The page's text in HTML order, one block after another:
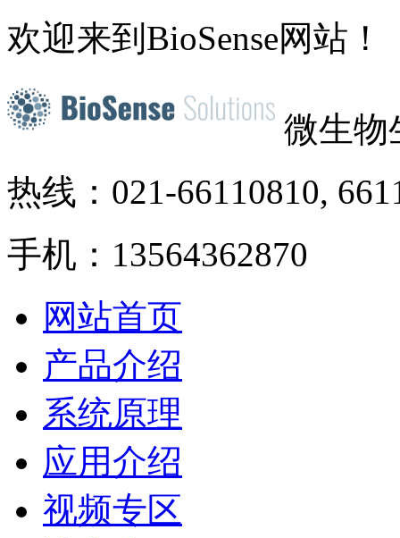
欢迎来到BioSense网站！
微生物
热线：021-66110810,
手机：13564362870
网站首页
产品介绍
系统原理
应用介绍
视频专区